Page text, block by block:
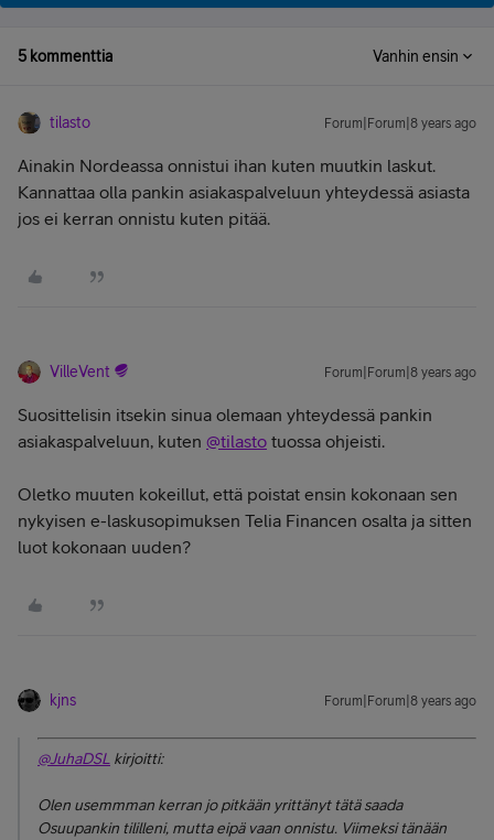
5 kommenttia Vanhin ensin
tilasto Forum|Forum|8 years ago
Ainakin Nordeassa onnistui ihan kuten muutkin laskut.
Kannattaa olla pankin asiakaspalveluun yhteydessä asiasta
jos ei kerran onnistu kuten pitää.
VilleVent Forum|Forum|8 years ago
Suosittelisin itsekin sinua olemaan yhteydessä pankin
asiakaspalveluun, kuten @tilasto tuossa ohjeisti.
Oletko muuten kokeillut, että poistat ensin kokonaan sen
nykyisen e-laskusopimuksen Telia Financen osalta ja sitten
luot kokonaan uuden?
kjns Forum|Forum|8 years ago
@JuhaDSL kirjoitti:
Olen usemmman kerran jo pitkään yrittänyt tätä saada
Osuupankin tililleni, mutta eipä vaan onnistu. Viimeksi tänään